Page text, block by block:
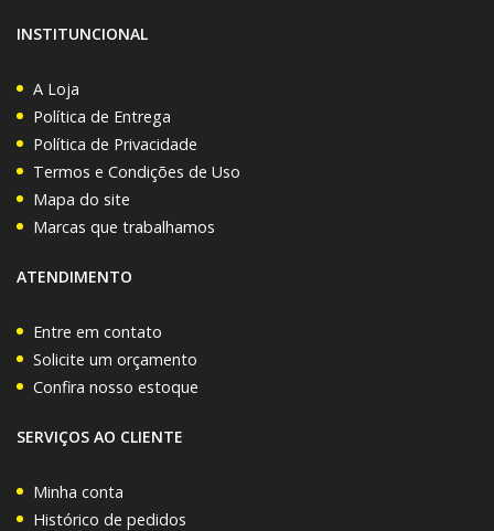
INSTITUNCIONAL
A Loja
Política de Entrega
Política de Privacidade
Termos e Condições de Uso
Mapa do site
Marcas que trabalhamos
ATENDIMENTO
Entre em contato
Solicite um orçamento
Confira nosso estoque
SERVIÇOS AO CLIENTE
Minha conta
Histórico de pedidos